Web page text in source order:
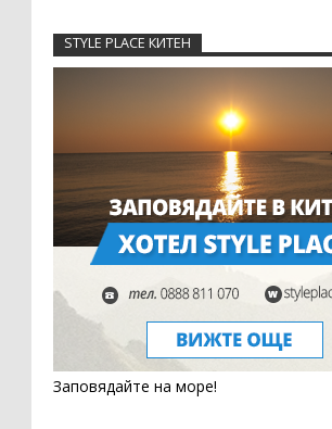
STYLE PLACE КИТЕН
Заповядайте на море!